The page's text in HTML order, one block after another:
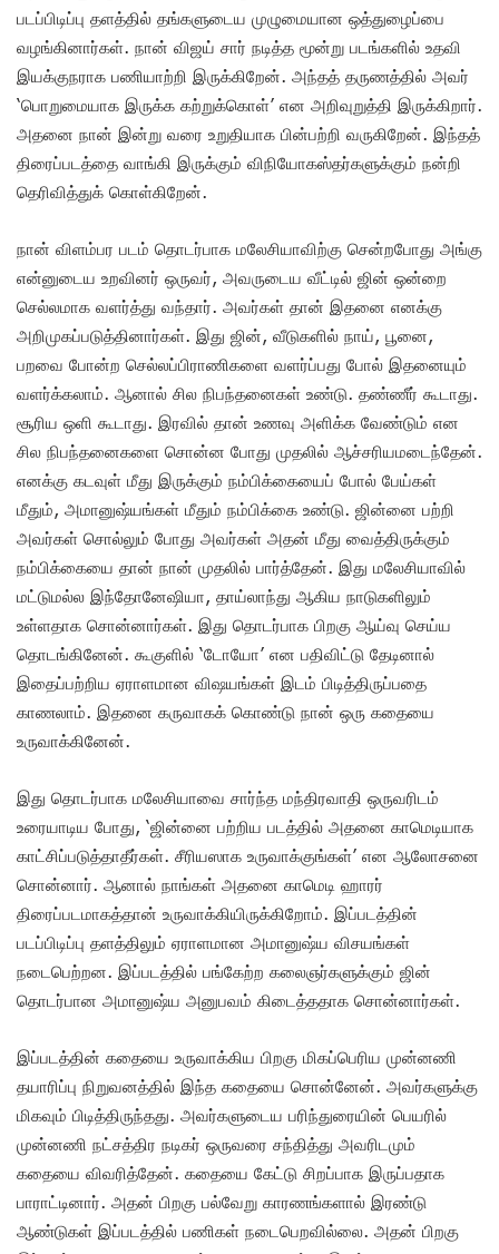
படப்பிடிப்பு தளத்தில் தங்களுடைய முழுமையான ஒத்துழைப்பை
வழங்கினார்கள். நான் விஜய் சார் நடித்த மூன்று படங்களில் உதவி
இயக்குநராக பணியாற்றி இருக்கிறேன். அந்தத் தருணத்தில் அவர்
‘பொறுமையாக இருக்க கற்றுக்கொள்’ என அறிவுறுத்தி இருக்கிறார்.
அதனை நான் இன்று வரை உறுதியாக பின்பற்றி வருகிறேன். இந்தத்
திரைப்படத்தை வாங்கி இருக்கும் விநியோகஸ்தர்களுக்கும் நன்றி
தெரிவித்துக் கொள்கிறேன்.
நான் விளம்பர படம் தொடர்பாக மலேசியாவிற்கு சென்றபோது அங்கு
என்னுடைய உறவினர் ஒருவர், அவருடைய வீட்டில் ஜின் ஒன்றை
செல்லமாக வளர்த்து வந்தார். அவர்கள் தான் இதனை எனக்கு
அறிமுகப்படுத்தினார்கள். இது ஜின், வீடுகளில் நாய், பூனை,
பறவை போன்ற செல்லப்பிராணிகளை வளர்ப்பது போல் இதனையும்
வளர்க்கலாம். ஆனால் சில நிபந்தனைகள் உண்டு. தண்ணீர் கூடாது.
சூரிய ஒளி கூடாது. இரவில் தான் உணவு அளிக்க வேண்டும் என
சில நிபந்தனைகளை சொன்ன போது முதலில் ஆச்சரியமடைந்தேன்.
எனக்கு கடவுள் மீது இருக்கும் நம்பிக்கையைப் போல் பேய்கள்
மீதும், அமானுஷ்யங்கள் மீதும் நம்பிக்கை உண்டு. ஜின்னை பற்றி
அவர்கள் சொல்லும் போது அவர்கள் அதன் மீது வைத்திருக்கும்
நம்பிக்கையை தான் நான் முதலில் பார்த்தேன். இது மலேசியாவில்
மட்டுமல்ல இந்தோனேஷியா, தாய்லாந்து ஆகிய நாடுகளிலும்
உள்ளதாக சொன்னார்கள். இது தொடர்பாக பிறகு ஆய்வு செய்ய
தொடங்கினேன். கூகுளில் ‘டோயோ’ என பதிவிட்டு தேடினால்
இதைப்பற்றிய ஏராளமான விஷயங்கள் இடம் பிடித்திருப்பதை
காணலாம். இதனை கருவாகக் கொண்டு நான் ஒரு கதையை
உருவாக்கினேன்.
இது தொடர்பாக மலேசியாவை சார்ந்த மந்திரவாதி ஒருவரிடம்
உரையாடிய போது, ‘ஜின்னை பற்றிய படத்தில் அதனை காமெடியாக
காட்சிப்படுத்தாதீர்கள். சீரியஸாக உருவாக்குங்கள்’ என ஆலோசனை
சொன்னார். ஆனால் நாங்கள் அதனை காமெடி ஹாரர்
திரைப்படமாகத்தான் உருவாக்கியிருக்கிறோம். இப்படத்தின்
படப்பிடிப்பு தளத்திலும் ஏராளமான அமானுஷ்ய விசயங்கள்
நடைபெற்றன. இப்படத்தில் பங்கேற்ற கலைஞர்களுக்கும் ஜின்
தொடர்பான அமானுஷ்ய அனுபவம் கிடைத்ததாக சொன்னார்கள்.
இப்படத்தின் கதையை உருவாக்கிய பிறகு மிகப்பெரிய முன்னணி
தயாரிப்பு நிறுவனத்தில் இந்த கதையை சொன்னேன். அவர்களுக்கு
மிகவும் பிடித்திருந்தது. அவர்களுடைய பரிந்துரையின் பெயரில்
முன்னணி நட்சத்திர நடிகர் ஒருவரை சந்தித்து அவரிடமும்
கதையை விவரித்தேன். கதையை கேட்டு சிறப்பாக இருப்பதாக
பாராட்டினார். அதன் பிறகு பல்வேறு காரணங்களால் இரண்டு
ஆண்டுகள் இப்படத்தில் பணிகள் நடைபெறவில்லை. அதன் பிறகு